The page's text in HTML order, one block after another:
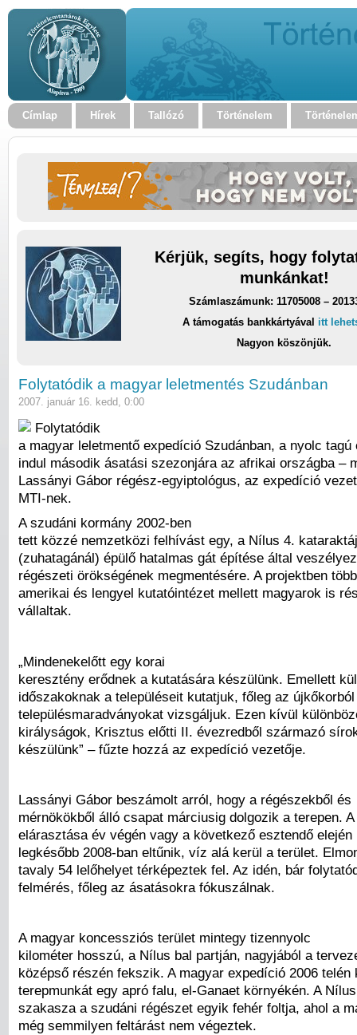
Címlap Hírek Tallózó Történelem
Kérjük, segíts, hogy
munkánkat!
Számlaszámunk: 11705008 –
A támogatás bankkártyával itt
Nagyon köszönjük.
Folytatódik a magyar leletmentés Szudánban
2007. január 16. kedd, 0:00
Folytatódik
a magyar leletmentő expedíció Szudánban, a nyolc tagú
indul második ásatási szezonjára az afrikai országba –
Lassányi Gábor régész-egyiptológus, az expedíció
MTI-nek.
A szudáni kormány 2002-ben
tett közzé nemzetközi felhívást egy, a Nílus 4.
(zuhatagánál) épülő hatalmas gát építése által
régészeti örökségének megmentésére. A projektben
amerikai és lengyel kutatóintézet mellett magyarok is
vállaltak.
„Mindenekelőtt egy korai
keresztény erődnek a kutatására készülünk. Emellett
időszakoknak a településeit kutatjuk, főleg az
településmaradványokat vizsgáljuk. Ezen kívül
királyságok, Krisztus előtti II. évezredből származó
készülünk” – fűzte hozzá az expedíció vezetője.
Lassányi Gábor beszámolt arról, hogy a régészekből és
mérnökökből álló csapat márciusig dolgozik a terepen.
elárasztása év végén vagy a következő esztendő
legkésőbb 2008-ban eltűnik, víz alá kerül a terület.
tavaly 54 lelőhelyet térképeztek fel. Az idén, bár
felmérés, főleg az ásatásokra fókuszálnak.
A magyar koncessziós terület mintegy tizennyolc
kilométer hosszú, a Nílus bal partján, nagyjából a
középső részén fekszik. A magyar expedíció 2006 telén
terepmunkát egy apró falu, el-Ganaet környékén. A
szakasza a szudáni régészet egyik fehér foltja, ahol a
még semmilyen feltárást nem végeztek.